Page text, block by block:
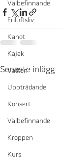
Välbefinnande
Friluftsliv
Kanot
Kajak
Vatten
Uppträdande
Konsert
Välbefinnande
Kroppen
Kurs
Senaste inlägg